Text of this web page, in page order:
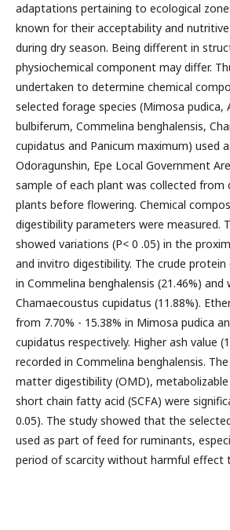
adaptations pertaining to ecological
known for their acceptability and
during dry season. Being different in
physiochemical component may differ.
undertaken to determine chemical
selected forage species (Mimosa pudica,
bulbiferum, Commelina benghalensis,
cupidatus and Panicum maximum) used
Odoragunshin, Epe Local Government
sample of each plant was collected
plants before flowering. Chemical
digestibility parameters were measured.
showed variations (P< 0 .05) in the
and invitro digestibility. The crude
in Commelina benghalensis (21.46%) and
Chamaecoustus cupidatus (11.88%).
from 7.70% - 15.38% in Mimosa pudica
cupidatus respectively. Higher ash value
recorded in Commelina benghalensis.
matter digestibility (OMD), metabolizable
short chain fatty acid (SCFA) were
0.05). The study showed that the
used as part of feed for ruminants,
period of scarcity without harmful effect